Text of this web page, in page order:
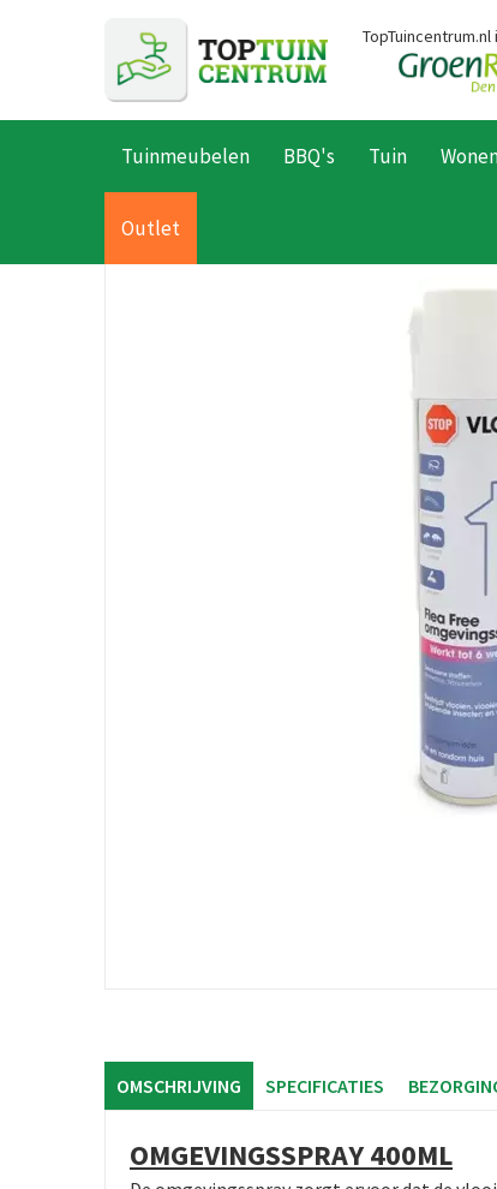
Home Producten
Tuinmeubelen BBQ's Tuin
Outlet
OMSCHRIJVING SPECIFICATIES
OMGEVINGSSPRAY 400ML